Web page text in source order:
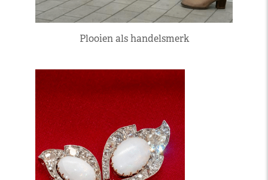
Plooien als handelsmerk